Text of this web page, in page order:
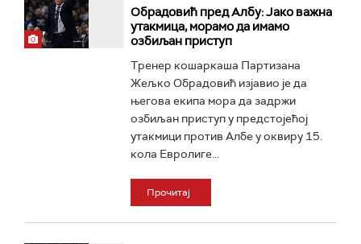
Обрадовић пред Албу: Јако важна
утакмица, морамо да имамо
озбиљан приступ
Тренер кошаркаша Партизана
Жељко Обрадовић изјавио је да
његова екипа мора да задржи
озбиљан приступ у предстојећој
утакмици против Албе у оквиру 15.
кола Евролиге...
Прочитај